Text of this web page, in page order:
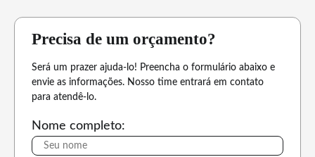
Precisa de um orçamento?
Será um prazer ajuda-lo! Preencha o formulário abaixo e
envie as informações. Nosso time entrará em contato
para atendê-lo.
Nome completo: